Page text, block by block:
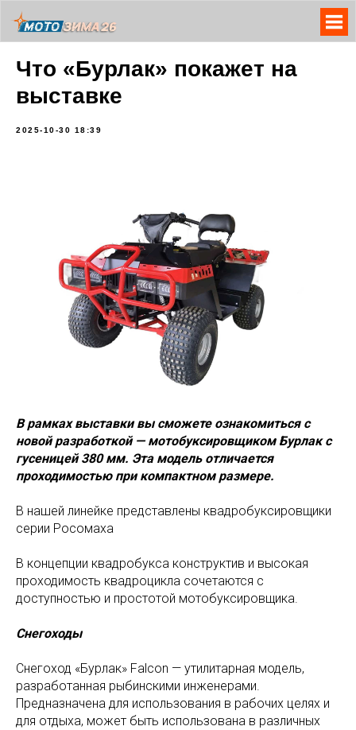
Что «Бурлак» покажет на
выставке
2025-10-30 18:39
В рамках выставки вы сможете ознакомиться с
новой разработкой — мотобуксировщиком Бурлак с
гусеницей 380 мм. Эта модель отличается
проходимостью при компактном размере.
В нашей линейке представлены квадробуксировщики
серии Росомаха
В концепции квадробукса конструктив и высокая
проходимость квадроцикла сочетаются с
доступностью и простотой мотобуксировщика.
Снегоходы
Снегоход «Бурлак» Falcon — утилитарная модель,
разработанная рыбинскими инженерами.
Предназначена для использования в рабочих целях и
для отдыха, может быть использована в различных